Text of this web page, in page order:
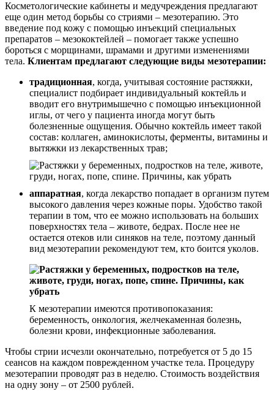
Косметологические кабинеты и медучреждения предлагают
еще один метод борьбы со стриями – мезотерапию. Это
введение под кожу с помощью инъекций специальных
препаратов – мезококтейлей – помогает также успешно
бороться с морщинами, шрамами и другими изменениями
тела. Клиентам предлагают следующие виды мезотерапии:
традиционная, когда, учитывая состояние растяжки,
специалист подбирает индивидуальный коктейль и
вводит его внутримышечно с помощью инъекционной
иглы, от чего у пациента иногда могут быть
болезненные ощущения. Обычно коктейль имеет такой
состав: коллаген, аминокислоты, ферменты, витамины и
вытяжки из лекарственных трав;
аппаратная, когда лекарство попадает в организм путем
высокого давления через кожные поры. Удобство такой
терапии в том, что ее можно использовать на больших
поверхностях тела – животе, бедрах. После нее не
остается отеков или синяков на теле, поэтому данный
вид мезотерапии рекомендуют тем, кто боится уколов.
К мезотерапии имеются противопоказания:
беременность, онкология, желчекаменная болезнь,
болезни крови, инфекционные заболевания.
Чтобы стрии исчезли окончательно, потребуется от 5 до 15
сеансов на каждом поврежденном участке тела. Процедуру
мезотерапии проводят раз в неделю. Стоимость воздействия
на одну зону – от 2500 рублей.